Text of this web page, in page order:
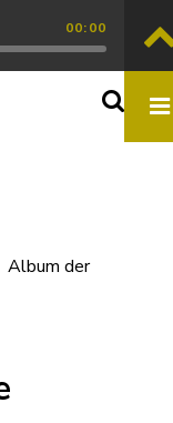
00:00
Album der